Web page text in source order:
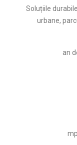
Soluțiile
urbane,
an